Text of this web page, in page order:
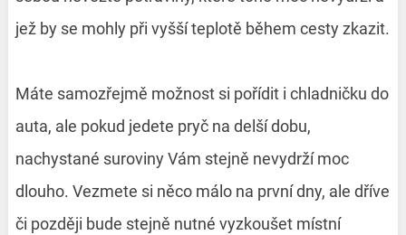
jež by se mohly při vyšší teplotě během cesty zkazit.
Máte samozřejmě možnost si pořídit i chladničku do
auta, ale pokud jedete pryč na delší dobu,
nachystané suroviny Vám stejně nevydrží moc
dlouho. Vezmete si něco málo na první dny, ale dříve
či později bude stejně nutné vyzkoušet místní